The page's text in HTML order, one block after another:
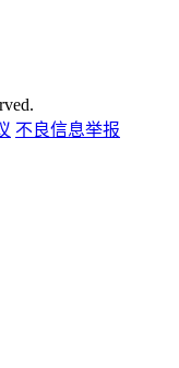
不良信息举报